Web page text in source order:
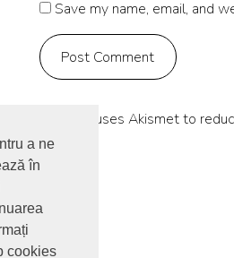
a ne
în
cookies
Save my name, email, and
This site uses Akismet to